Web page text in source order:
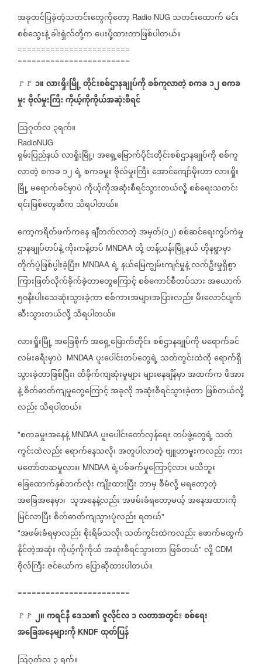
အခုတင်ပြခဲ့တဲ့သတင်းတွေကိုတော့ Radio NUG သတင်းထောက်မင်း
စစ်သွေးနဲ့ခါးရှဲလ်တို့ကပေးပို့ထားတာဖြစ်ပါတယ်။
========================
========================
🚩🚩 ၁။လားရှိုးမြို့တိုင်းစစ်ဌာနချုပ်ကိုစစ်ကူလာတဲ့စကခ၁၂စကခ
မှုးဗိုလ်မှုးကြီးကိုယ့်ကိုကိုယ်အဆုံးစီရင်
သြဂုတ်လ ၃ရက်။
RadioNUG
ရှမ်းပြည်နယ်လာရှိုးမြို့၊အရှေ့မြောက်ပိုင်းတိုင်းစစ်ဌာနချုပ်ကိုစစ်ကူ
လာတဲ့စကခ ၁၂ရဲ့စကခမှုးဗိုလ်မှုးကြီးအောင်ကျော်မိုးဟာလားရှိုး
မြို့မရောက်ခင်မှာပဲကိုယ့်ကိုအဆုံးစီရင်သွားတယ်လို့စစ်ရေးသတင်း
ရင်းမြစ်တွေဆီက သိရပါတယ်။
ကော့ကရိတ်ဖက်ကနေချီတက်လာတဲ့အမှတ်(၁၂) စစ်ဆင်ရေးကွပ်ကဲမှု
ဌာနချုပ်တပ်နဲ့ကိုးကန့်တပ် MNDAA တို့တန့်ယန်းမြို့နယ်ဟိုနရွာမှာ
တိုက်ပွဲဖြစ်ပွါးခဲ့ပြီး၊ MNDAA ရဲ့နယ်မြေကျွမ်းကျင်မှုနဲ့လက်ဦးမှုရှိစွာ
ကြားဖြတ်လိုက်ခိုက်ခဲ့တာတွေကြောင့်စစ်ကောင်စီတပ်သားအယောက်
၅၀နီးပါးသေဆုံးသွားခဲ့ကာစစ်ကားအများအပြားလည်းမီးလောင်ပျက်
ဆီးသွားတယ်လို့သိရပါတယ်။
လားရှိုးမြို့အခြေစိုက်အရှေ့မြောက်တိုင်းစစ်ဌာနချုပ်ကိုမရောက်ခင်
လမ်းခရီးမှာပဲ MNDAA ပူးပေါင်းတပ်တွေရဲ့သတ်ကွင်းထဲကိုရောက်ရှိ
သွားခဲ့တာဖြစ်ပြီး၊ထိခိုက်ကျဆုံးမှုများများနေချိန်မှာအထက်ကဖိအား
နဲ့စိတ်ဓာတ်ကျမှုတွေကြောင့်အခုလိုအဆုံးစီရင်သွားခဲ့တာဖြစ်တယ်လို့
လည်း သိရပါတယ်။
"စကခမှုးအနေနဲ့ MNDAA ပူးပေါင်းတော်လှန်ရေးတပ်ဖွဲ့တွေရဲ့သတ်
ကွင်းထဲလည်းရောက်နေသလို၊အတူပါလာတဲ့ဗျူဟာမှုးကလည်းကား
မတော်တဆမှုလား၊ MNDAA ရဲ့ပစ်ခက်မှုကြောင့်လားမသိဘူး
ခြေထောက်နှစ်ဘက်လုံးကျိုးထားပြီး ဘာမှစီမံလို့မရတော့တဲ့
အခြေအနေမှာ၊ သူအနေနဲ့လည်းအဖမ်းခံရတော့မယ့်အနေအထားကို
မြင်လာပြီးစိတ်ဓာတ်ကျသွားပုံလည်းရတယ်"
"အဖမ်းခံရမှာလည်းစိုးရိမ်သလို၊ သတ်ကွင်းထဲကလည်းဖောက်မထွက်
နိုင်တဲ့အဆုံးကိုယ့်ကိုကိုယ်အဆုံးစီရင်သွားတာဖြစ်တယ်" လို့ CDM
ဗိုလ်ကြီးဇင်ယော်ကပြောဆိုထားပါတယ်။
========================
🚩🚩 ၂။ကရင်နီဒေသ၏ဇူလိုင်လ၁လတာအတွင်းစစ်ရေး
အခြေအနေများကို KNDF ထုတ်ပြန်
ဩဂုတ်လ ၃ရက်။